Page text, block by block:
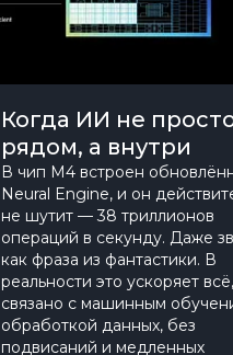
Когда ИИ не
рядом, а внутри
В чип M4 встроен
Neural Engine, и он
не шутит — 38 триллионов
операций в секунду. Даже
как фраза из фантастики. В
реальности это ускоряет
связано с машинным
обработкой данных, без
подвисаний и медленных